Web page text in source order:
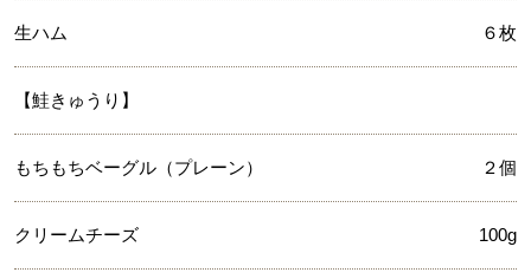
生ハム ６枚
【鮭きゅうり】
もちもちベーグル（プレーン） ２個
クリームチーズ 100g